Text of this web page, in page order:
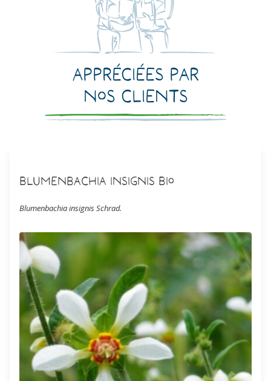
Appréciées par
nos clients
Blumenbachia insignis Bio
Blumenbachia insignis Schrad.